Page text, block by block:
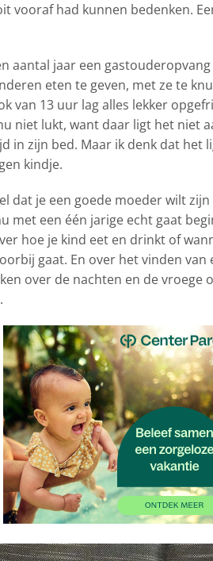
vooraf had kunnen bedenken.
aantal jaar een
eten te geven, met ze te
van 13 uur lag alles lekker
niet lukt, want daar ligt het niet
in zijn bed. Maar ik denk dat het
kindje.
dat je een goede moeder wilt
met een één jarige echt gaat
hoe je kind eet en drinkt of
gaat. En over het vinden
over de nachten en de vroege